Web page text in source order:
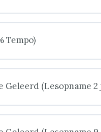
Tempo)
Geleerd (Lesopname